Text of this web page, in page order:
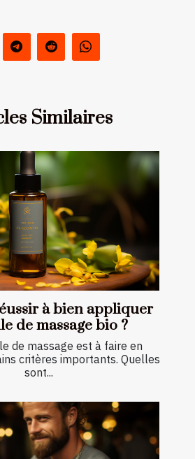
Similaires
à bien appliquer
de massage bio ?
de massage est à faire en
critères importants. Quelles
sont...